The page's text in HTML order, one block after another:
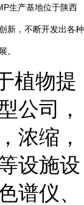
生产基地位于陕西
新，不断开发出各种
。
植物提
公司，
浓缩，
设施设
谱仪、